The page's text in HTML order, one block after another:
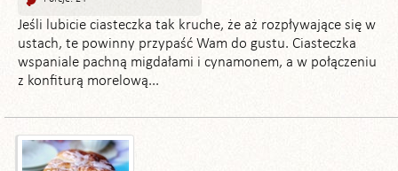
Jeśli lubicie ciasteczka tak kruche, że aż rozpływające się w
ustach, te powinny przypaść Wam do gustu. Ciasteczka
wspaniale pachną migdałami i cynamonem, a w połączeniu
z konfiturą morelową...